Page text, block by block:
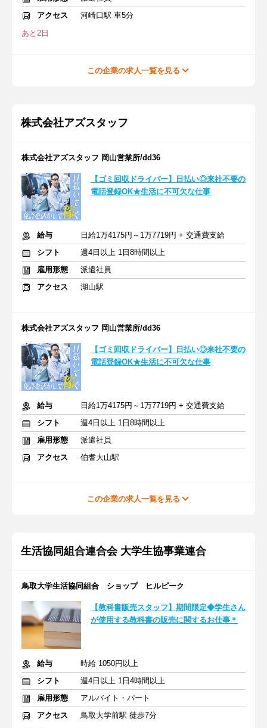
アクセス
河崎口駅 車5分
あと2日
この企業の求人一覧を見る
株式会社アズスタッフ
株式会社アズスタッフ 岡山営業所/dd36
【ゴミ回収ドライバー】日払い◎来社不要の
電話登録OK★生活に不可欠な仕事
給与
日給1万4175円～1万7719円 + 交通費支給
シフト
週4日以上 1日8時間以上
雇用形態
派遣社員
アクセス
湖山駅
株式会社アズスタッフ 岡山営業所/dd36
【ゴミ回収ドライバー】日払い◎来社不要の
電話登録OK★生活に不可欠な仕事
給与
日給1万4175円～1万7719円 + 交通費支給
シフト
週4日以上 1日8時間以上
雇用形態
派遣社員
アクセス
伯耆大山駅
この企業の求人一覧を見る
生活協同組合連合会 大学生協事業連合
鳥取大学生活協同組合 ショップ ヒルピーク
【教科書販売スタッフ】期間限定◆学生さん
が使用する教科書の販売に関するお仕事＊
給与
時給 1050円以上
シフト
週4日以上 1日4時間以上
雇用形態
アルバイト・パート
アクセス
鳥取大学前駅 徒歩7分